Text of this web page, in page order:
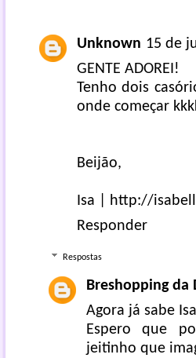
Unknown 15 de
GENTE ADOREI!
Tenho dois
onde começar
Beijão,
Isa | http://
Responder
Respostas
Breshopping da
Agora já sabe
Espero que
jeitinho que